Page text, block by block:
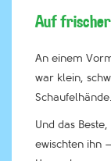
Auf
An einem
war klein,
Schaufelhände.
Und das
ewischten ihn